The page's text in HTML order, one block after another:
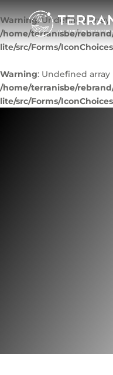
Warning: Undefined array
/home/terranisbe/
lite/src/Forms/
Warning: Undefined
/home/terranisbe/
lite/src/Forms/